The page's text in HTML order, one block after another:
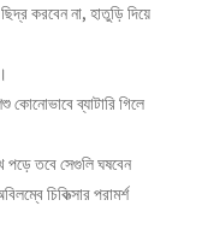
করবেন না, হাতুড়ি দিয়ে
কোনোভাবে ব্যাটারি গিলে
পড়ে তবে সেগুলি ঘষবেন
চিকিত্সার পরামর্শ